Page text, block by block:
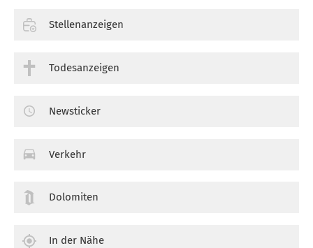
Stellenanzeigen
Todesanzeigen
Newsticker
Verkehr
Dolomiten
In der Nähe